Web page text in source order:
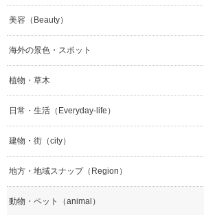
美容（Beauty）
海外の景色・スポット
植物・草木
日常・生活（Everyday-life）
建物・街（city）
地方・地域スナップ（Region）
動物・ペット（animal）